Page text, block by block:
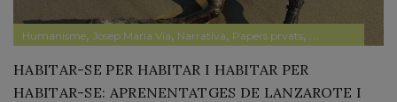
Humanisme, Josep Maria Via, Narrativa, Papers prvats, Pensament
HABITAR-SE PER HABITAR I HABITAR PER
HABITAR-SE: APRENENTATGES DE LANZAROTE I